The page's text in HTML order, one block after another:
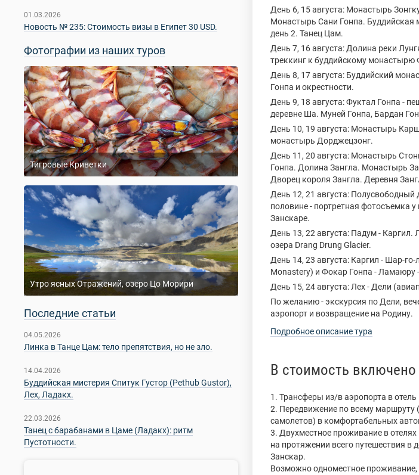
01.03.2026
Новость № 235: Стоимость визы в Египет 30 USD.
Фотографии из наших туров
Тигровые Криветки
Утро ясных Отражений, озеро Цо Морири
Последние статьи
04.05.2026
Линка в Танце Цам: тело препятствия, но не зло.
14.04.2026
Буддийская мистерия Спитук Густор (Pethub Gustor),
Лех, Ладакх.
22.03.2026
Танец с барабанами в Цаме (Ладакх): ритм
Пустотности.
День 6, 15 августа: Монастырь
Монастырь Сани Гонпа. Буддийская
день 2. Танец Цам.
День 7, 16 августа: Долина реки
треккинг к буддийскому монастырю
День 8, 17 августа: Буддийский
Гонпа и окрестности.
День 9, 18 августа: Фуктал Гонпа -
деревне Ша. Муней Гонпа, Бардан
День 10, 19 августа: Монастырь
монастырь Дорджецзонг.
День 11, 20 августа: Монастырь
Гонпа. Долина Зангла. Монастырь
Дворец короля Зангла. Деревня
День 12, 21 августа: Полусвободный
половине - портретная фотосъемка у
Занскаре.
День 13, 22 августа: Падум - Каргил.
озера Drang Drung Glacier.
День 14, 23 августа: Каргил - Шар-го-
Monastery) и Фокар Гонпа - Ламаюру
День 15, 24 августа: Лех - Дели
По желанию - экскурсия по Дели,
аэропорт и возвращение на Родину.
Подробное описание тура
В стоимость включено
1. Трансферы из/в аэропорта в отель
2. Передвижение по всему маршруту
самолетов) в комфортабельных
3. Двухместное проживание в отелях
на протяжении всего путешествия в
Занскар.
Возможно одноместное проживание,